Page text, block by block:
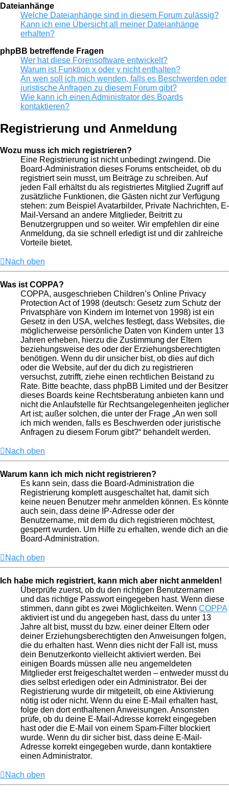
Dateianhänge
Welche Dateianhänge sind in diesem Forum zulässig?
Kann ich eine Übersicht all meiner Dateianhänge
erhalten?
phpBB betreffende Fragen
Wer hat diese Forensoftware entwickelt?
Warum ist Funktion x oder y nicht enthalten?
An wen soll ich mich wenden, falls es Beschwerden oder
juristische Anfragen zu diesem Forum gibt?
Wie kann ich einen Administrator des Boards
kontaktieren?
Registrierung und Anmeldung
Wozu muss ich mich registrieren?
Eine Registrierung ist nicht unbedingt zwingend. Die
Board-Administration dieses Forums entscheidet, ob du
registriert sein musst, um Beiträge zu schreiben. Auf
jeden Fall erhältst du als registriertes Mitglied Zugriff auf
zusätzliche Funktionen, die Gästen nicht zur Verfügung
stehen: zum Beispiel Avatarbilder, Private Nachrichten, E-
Mail-Versand an andere Mitglieder, Beitritt zu
Benutzergruppen und so weiter. Wir empfehlen dir eine
Anmeldung, da sie schnell erledigt ist und dir zahlreiche
Vorteile bietet.
Nach oben
Was ist COPPA?
COPPA, ausgeschrieben Children’s Online Privacy
Protection Act of 1998 (deutsch: Gesetz zum Schutz der
Privatsphäre von Kindern im Internet von 1998) ist ein
Gesetz in den USA, welches festlegt, dass Websites, die
möglicherweise persönliche Daten von Kindern unter 13
Jahren erheben, hierzu die Zustimmung der Eltern
beziehungsweise des oder der Erziehungsberechtigten
benötigen. Wenn du dir unsicher bist, ob dies auf dich
oder die Website, auf der du dich zu registrieren
versuchst, zutrifft, ziehe einen rechtlichen Beistand zu
Rate. Bitte beachte, dass phpBB Limited und der Besitzer
dieses Boards keine Rechtsberatung anbieten kann und
nicht die Anlaufstelle für Rechtsangelegenheiten jeglicher
Art ist; außer solchen, die unter der Frage „An wen soll
ich mich wenden, falls es Beschwerden oder juristische
Anfragen zu diesem Forum gibt?“ behandelt werden.
Nach oben
Warum kann ich mich nicht registrieren?
Es kann sein, dass die Board-Administration die
Registrierung komplett ausgeschaltet hat, damit sich
keine neuen Benutzer mehr anmelden können. Es könnte
auch sein, dass deine IP-Adresse oder der
Benutzername, mit dem du dich registrieren möchtest,
gesperrt wurden. Um Hilfe zu erhalten, wende dich an die
Board-Administration.
Nach oben
Ich habe mich registriert, kann mich aber nicht anmelden!
Überprüfe zuerst, ob du den richtigen Benutzernamen
und das richtige Passwort eingegeben hast. Wenn diese
stimmen, dann gibt es zwei Möglichkeiten. Wenn COPPA
aktiviert ist und du angegeben hast, dass du unter 13
Jahre alt bist, musst du bzw. einer deiner Eltern oder
deiner Erziehungsberechtigten den Anweisungen folgen,
die du erhalten hast. Wenn dies nicht der Fall ist, muss
dein Benutzerkonto vielleicht aktiviert werden. Bei
einigen Boards müssen alle neu angemeldeten
Mitglieder erst freigeschaltet werden – entweder musst du
dies selbst erledigen oder ein Administrator. Bei der
Registrierung wurde dir mitgeteilt, ob eine Aktivierung
nötig ist oder nicht. Wenn du eine E-Mail erhalten hast,
folge den dort enthaltenen Anweisungen. Ansonsten
prüfe, ob du deine E-Mail-Adresse korrekt eingegeben
hast oder die E-Mail von einem Spam-Filter blockiert
wurde. Wenn du dir sicher bist, dass deine E-Mail-
Adresse korrekt eingegeben wurde, dann kontaktiere
einen Administrator.
Nach oben